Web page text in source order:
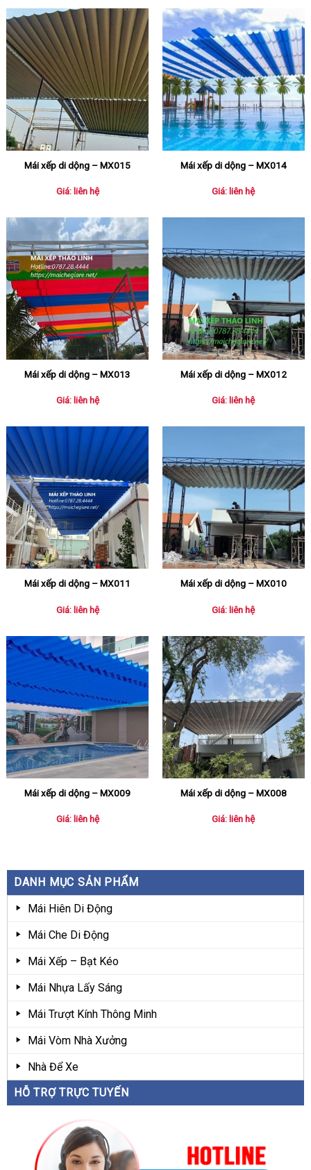
DANH MỤC SẢN PHẨM
Mái Hiên Di Động
Mái Che Di Động
Mái Xếp – Bạt Kéo
Mái Nhựa Lấy Sáng
Mái Trượt Kính Thông Minh
Mái Vòm Nhà Xưởng
Nhà Để Xe
HỖ TRỢ TRỰC TUYẾN
Mái xếp di dộng – MX015
Giá: liên hệ
Mái xếp di dộng – MX014
Giá: liên hệ
Mái xếp di dộng – MX013
Giá: liên hệ
Mái xếp di dộng – MX012
Giá: liên hệ
Mái xếp di dộng – MX011
Giá: liên hệ
Mái xếp di dộng – MX010
Giá: liên hệ
Mái xếp di dộng – MX009
Giá: liên hệ
Mái xếp di dộng – MX008
Giá: liên hệ